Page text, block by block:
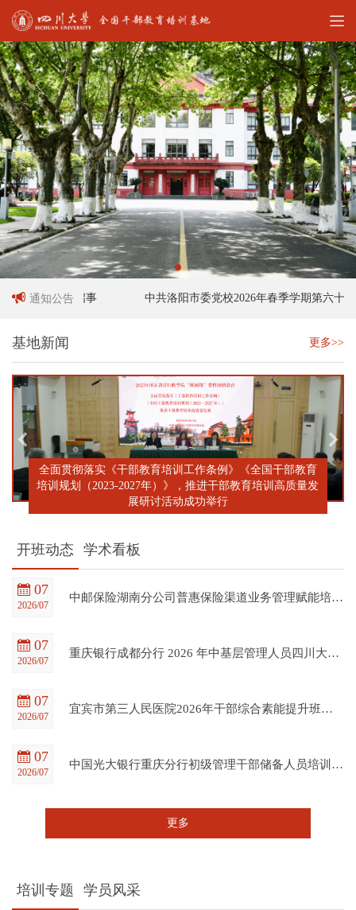
通知公告
人员招聘启事 中共洛阳市委党校2026年春季学期第六十六
基地新闻 更多>>
全面贯彻落实《干部教育培训工作条例》《全国干部教育
培训规划（2023-2027年）》，推进干部教育培训高质量发
展研讨活动成功举行
开班动态 学术看板
07
2026/07
中邮保险湖南分公司普惠保险渠道业务管理赋能培训班在四川大学全国干部教育培训基地顺利开班
07
2026/07
重庆银行成都分行 2026 年中基层管理人员四川大学培训项目（第一期）在四川大学全国干部教育培训基地顺利开班
07
2026/07
宜宾市第三人民医院2026年干部综合素能提升班在四川大学全国干部教育培训基地顺利开班
07
2026/07
中国光大银行重庆分行初级管理干部储备人员培训班在四川大学全国干部教育培训基地顺利开班
更多
培训专题 学员风采